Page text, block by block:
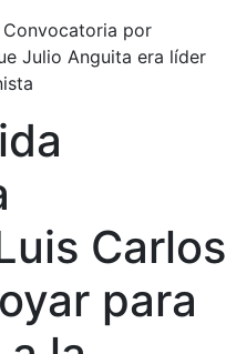
por
Julio Anguita era líder
Carlos
para